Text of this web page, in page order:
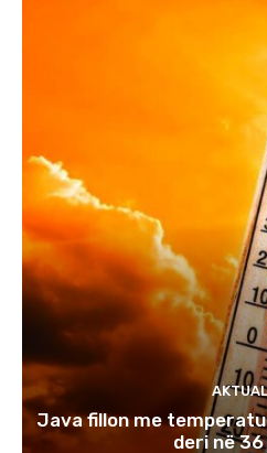
Java fillon me
deri në